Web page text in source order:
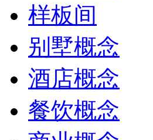
样板间
别墅概念
酒店概念
餐饮概念